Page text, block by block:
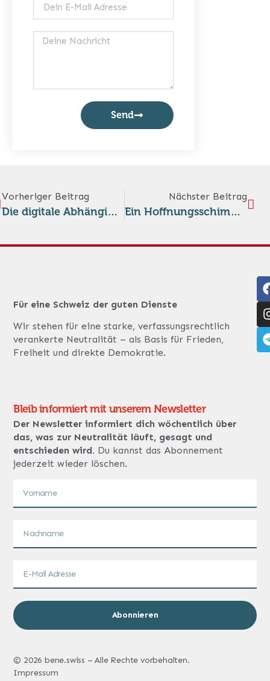
Send
Vorheriger Beitrag
Die digitale Abhängigkeit von Tech-Konzernen macht die Neutralität illusorisch
Nächster Beitrag
Ein Hoffnungsschimmer für die Schweizer Neutralität
Für eine Schweiz der guten Dienste
Wir stehen für eine starke, verfassungsrechtlich
verankerte Neutralität – als Basis für Frieden,
Freiheit und direkte Demokratie.
Bleib informiert mit unserem Newsletter
Der Newsletter informiert dich wöchentlich über
das, was zur Neutralität läuft, gesagt und
entschieden wird. Du kannst das Abonnement
jederzeit wieder löschen.
Abonnieren
© 2026 bene.swiss – Alle Rechte vorbehalten.
Impressum